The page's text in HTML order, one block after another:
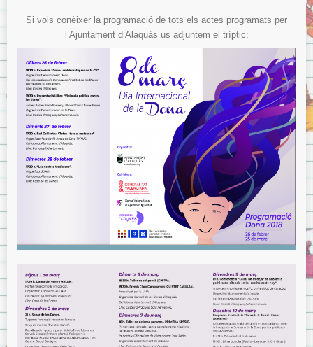
Si vols conèixer la programació de tots els actes programats per
l’Ajuntament d’Alaquàs us adjuntem el tríptic: